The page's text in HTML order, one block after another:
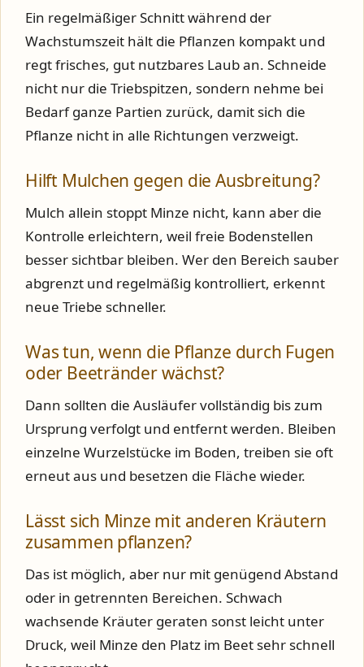
Ein regelmäßiger Schnitt während der
Wachstumszeit hält die Pflanzen kompakt und
regt frisches, gut nutzbares Laub an. Schneide
nicht nur die Triebspitzen, sondern nehme bei
Bedarf ganze Partien zurück, damit sich die
Pflanze nicht in alle Richtungen verzweigt.
Hilft Mulchen gegen die Ausbreitung?
Mulch allein stoppt Minze nicht, kann aber die
Kontrolle erleichtern, weil freie Bodenstellen
besser sichtbar bleiben. Wer den Bereich sauber
abgrenzt und regelmäßig kontrolliert, erkennt
neue Triebe schneller.
Was tun, wenn die Pflanze durch Fugen
oder Beetränder wächst?
Dann sollten die Ausläufer vollständig bis zum
Ursprung verfolgt und entfernt werden. Bleiben
einzelne Wurzelstücke im Boden, treiben sie oft
erneut aus und besetzen die Fläche wieder.
Lässt sich Minze mit anderen Kräutern
zusammen pflanzen?
Das ist möglich, aber nur mit genügend Abstand
oder in getrennten Bereichen. Schwach
wachsende Kräuter geraten sonst leicht unter
Druck, weil Minze den Platz im Beet sehr schnell